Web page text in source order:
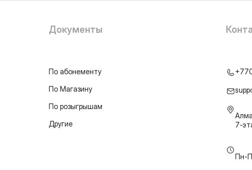
Документы
По абонементу
По Магазину
По розыгрышам
Другие
7-
Пн-